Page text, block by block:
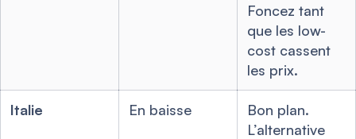
Foncez tant
que les low-
cost cassent
les prix.
Italie En baisse
Bon plan.
L’alternative